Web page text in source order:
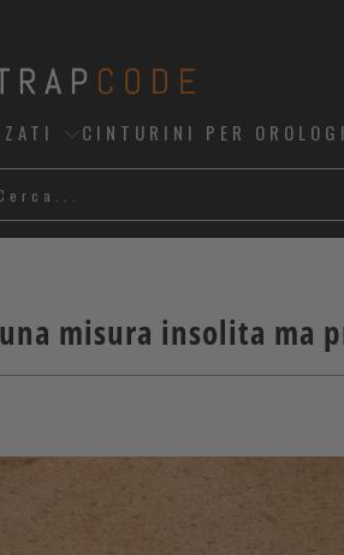
CINTURINI PER
misura insolita ma